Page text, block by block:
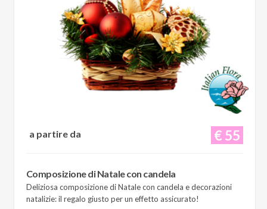
€ 55
a partire da
Composizione di Natale con candela
Deliziosa composizione di Natale con candela e decorazioni
natalizie: il regalo giusto per un effetto assicurato!